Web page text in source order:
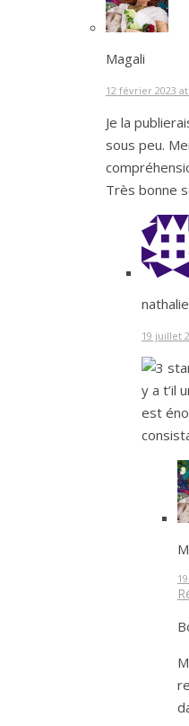
Magali
12 février 2023
Je la
sous peu.
Très bonne
19 juillet
y a t’il
est